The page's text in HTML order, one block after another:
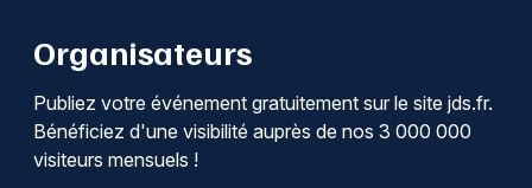
Organisateurs
Publiez votre événement gratuitement sur le site jds.fr.
Bénéficiez d'une visibilité auprès de nos 3 000 000
visiteurs mensuels !